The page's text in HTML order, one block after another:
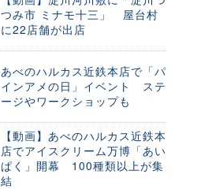
つみ市 ミナモ十三」 屋台村
に22店舗が出店
あべのハルカス近鉄本店で「パ
インアメの日」イベント ステ
ージやワークショップも
【動画】あべのハルカス近鉄本
店でアイスクリーム万博「あい
ぱく」開幕 100種類以上が集
結